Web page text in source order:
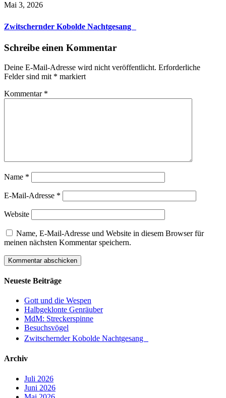
Mai 3, 2026
Zwitschernder Kobolde Nachtgesang
Schreibe einen Kommentar
Deine E-Mail-Adresse wird nicht veröffentlicht. Erforderliche
Felder sind mit * markiert
Kommentar *
Name *
E-Mail-Adresse *
Website
Name, E-Mail-Adresse und Website in diesem Browser für
meinen nächsten Kommentar speichern.
Neueste Beiträge
Gott und die Wespen
Halbgeklonte Genräuber
MdM: Streckerspinne
Besuchsvögel
Zwitschernder Kobolde Nachtgesang
Archiv
Juli 2026
Juni 2026